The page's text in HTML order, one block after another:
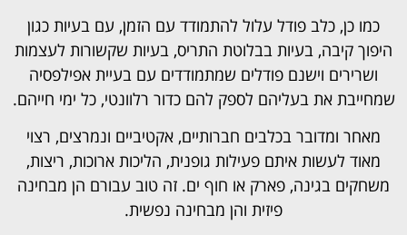
כמו כן, כלב פודל עלול להתמודד עם הזמן, עם בעיות כגון
היפוך קיבה, בעיות בבלוטת התריס, בעיות שקשורות לעצמות
ושרירים וישנם פודלים שמתמודדים עם בעיית אפילפסיה
שמחייבת את בעליהם לספק להם כדור רלוונטי, כל ימי חייהם.
מאחר ומדובר בכלבים חברותיים, אקטיביים ונמרצים, רצוי
מאוד לעשות איתם פעילות גופנית, הליכות ארוכות, ריצות,
משחקים בגינה, פארק או חוף ים. זה טוב עבורם הן מבחינה
פיזית והן מבחינה נפשית.